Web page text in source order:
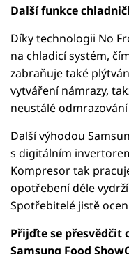
Další funkce
Díky technologii No
na chladicí systém,
zabraňuje také
vytváření námrazy,
neustálé
Další výhodou
s digitálním
Kompresor tak
opotřebení déle
Spotřebitelé jistě
Přijďte se přesvědčit
Samsung Food